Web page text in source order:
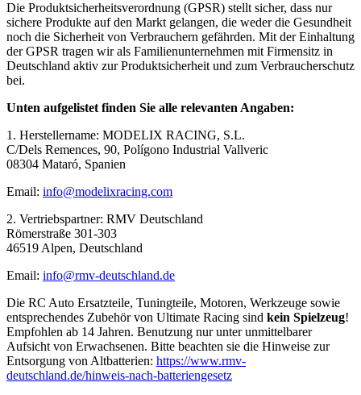
Die Produktsicherheitsverordnung (GPSR) stellt sicher, dass nur
sichere Produkte auf den Markt gelangen, die weder die Gesundheit
noch die Sicherheit von Verbrauchern gefährden. Mit der Einhaltung
der GPSR tragen wir als Familienunternehmen mit Firmensitz in
Deutschland aktiv zur Produktsicherheit und zum Verbraucherschutz
bei.
Unten aufgelistet finden Sie alle relevanten Angaben:
1. Herstellername: MODELIX RACING, S.L.
C/Dels Remences, 90, Polígono Industrial Vallveric
08304 Mataró, Spanien
Email: info@modelixracing.com
2. Vertriebspartner: RMV Deutschland
Römerstraße 301-303
46519 Alpen, Deutschland
Email: info@rmv-deutschland.de
Die RC Auto Ersatzteile, Tuningteile, Motoren, Werkzeuge sowie
entsprechendes Zubehör von Ultimate Racing sind kein Spielzeug!
Empfohlen ab 14 Jahren. Benutzung nur unter unmittelbarer
Aufsicht von Erwachsenen. Bitte beachten sie die Hinweise zur
Entsorgung von Altbatterien: https://www.rmv-
deutschland.de/hinweis-nach-batteriengesetz